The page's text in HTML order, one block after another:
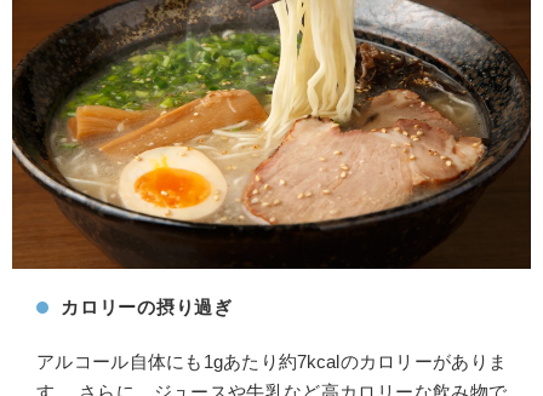
カロリーの摂り過ぎ
アルコール自体にも1gあたり約7kcalのカロリーがありま